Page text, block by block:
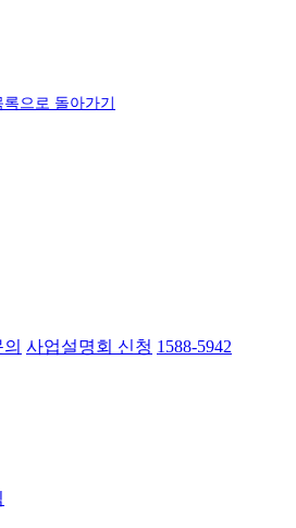
록으로 돌아가기
사업설명회 신청 1588-5942